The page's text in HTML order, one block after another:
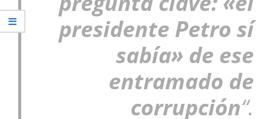
presidente Petro sí
sabía» de ese
entramado de
corrupción“.